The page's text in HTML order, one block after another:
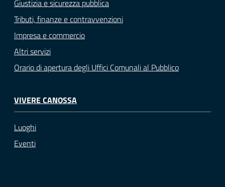
Giustizia e sicurezza pubblica
Tributi, finanze e contravvenzioni
Impresa e commercio
Altri servizi
Orario di apertura degli Uffici Comunali al Pubblico
VIVERE CANOSSA
Luoghi
Eventi